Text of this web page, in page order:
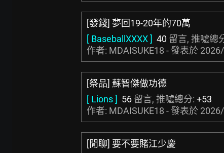
[發錢] 夢回19-20年的70萬
[ BaseballXXXX ] 40 留言, 推噓總
作者: MDAISUKE18 - 發表於
[祭品] 蘇智傑做功德
[ Lions ] 56 留言, 推噓總分: +53
作者: MDAISUKE18 - 發表於
[閒聊] 要不要賭江少慶